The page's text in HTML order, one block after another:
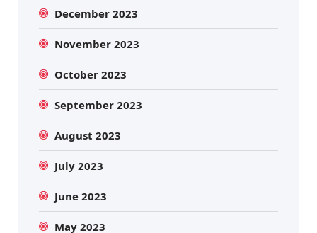
December 2023
November 2023
October 2023
September 2023
August 2023
July 2023
June 2023
May 2023